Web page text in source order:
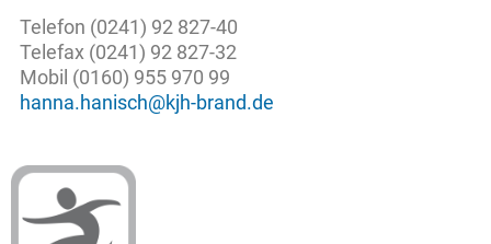
Telefon (0241) 92 827-40
Telefax (0241) 92 827-32
Mobil (0160) 955 970 99
hanna.hanisch@kjh-brand.de